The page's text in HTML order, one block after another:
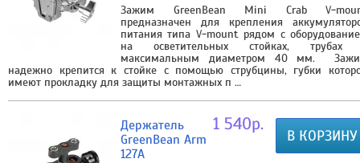
Зажим GreenBean Mini Crab V-
предназначен для крепления
питания типа V-mount рядом с
на осветительных стойках, трубах
максимальным диаметром 40 мм.
надежно крепится к стойке с помощью струбцины, губки
имеют прокладку для защиты монтажных п …
В КОРЗИНУ
1 540р.
Держатель
GreenBean Arm
127A